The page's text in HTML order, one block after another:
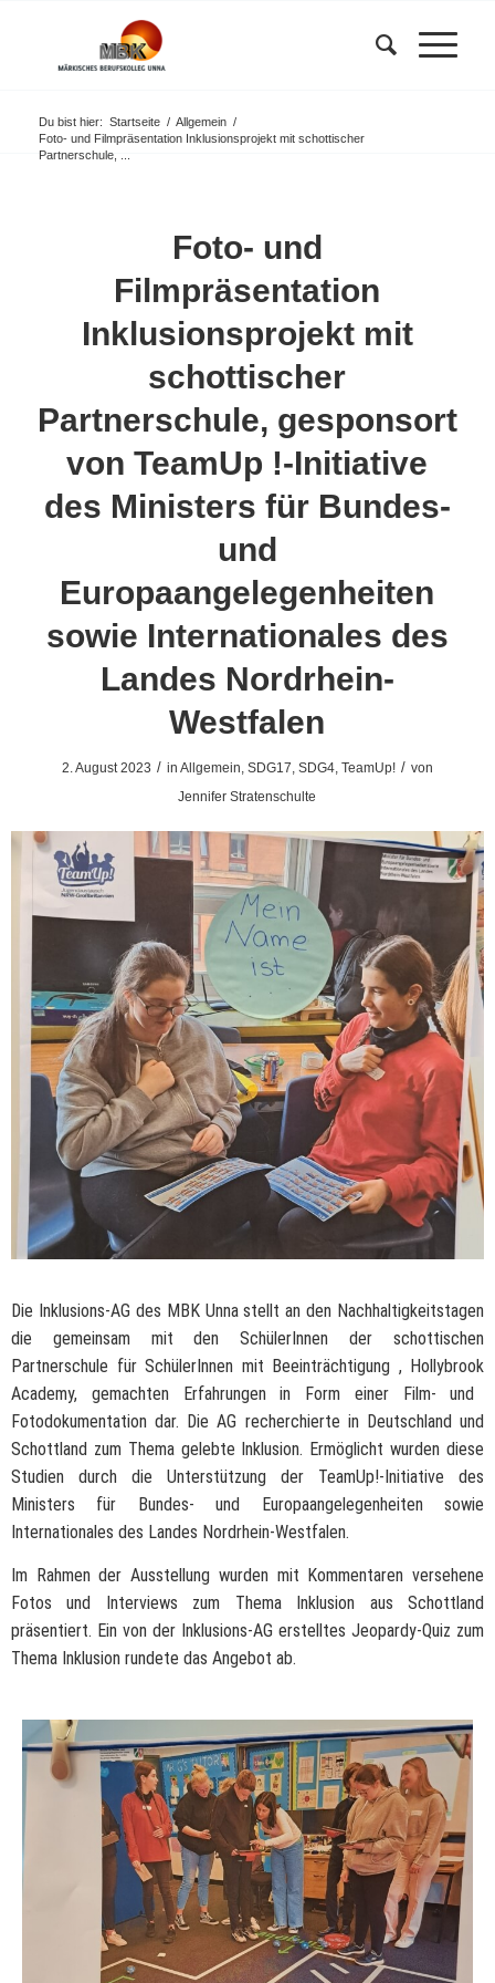
Du bist hier: Startseite / Allgemein /
Foto- und Filmpräsentation Inklusionsprojekt mit schottischer
Partnerschule, ...
Foto- und
Filmpräsentation
Inklusionsprojekt mit
schottischer
Partnerschule, gesponsort
von TeamUp !-Initiative
des Ministers für Bundes-
und
Europaangelegenheiten
sowie Internationales des
Landes Nordrhein-
Westfalen
2. August 2023 / in Allgemein, SDG17, SDG4, TeamUp! / von
Jennifer Stratenschulte
Die Inklusions-AG des MBK Unna stellt an den Nachhaltigkeitstagen
die gemeinsam mit denSchülerInnen der schottischen
Partnerschule für SchülerInnen mit Beeinträchtigung , Hollybrook
Academy, gemachten Erfahrungen in Form einer Film- und
Fotodokumentation dar. Die AG recherchierte in Deutschland und
Schottland zum Thema gelebte Inklusion. Ermöglicht wurden diese
Studien durch die Unterstützung der TeamUp!-Initiative des
Ministers für Bundes- und Europaangelegenheiten sowie
Internationales des Landes Nordrhein-Westfalen.
Im Rahmen der Ausstellung wurden mit Kommentaren versehene
Fotos und Interviews zum Thema Inklusion aus Schottland
präsentiert. Ein von der Inklusions-AG erstelltes Jeopardy-Quiz zum
Thema Inklusion rundete das Angebot ab.